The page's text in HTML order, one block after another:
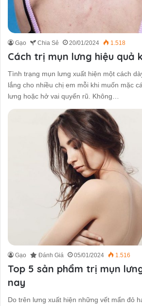
Gạo Chia Sẻ 20/01/2024 1.518
Cách trị mụn lưng hiệu quả
Tình trạng mụn lưng xuất hiện một cách
lắng cho nhiều chị em mỗi khi muốn mặc
lưng hoặc hở vai quyến rũ. Không…
Gạo Đánh Giá 05/01/2024 1.516
Top 5 sản phẩm trị mụn
nay
Do trên lưng xuất hiện những vết mẩn đỏ